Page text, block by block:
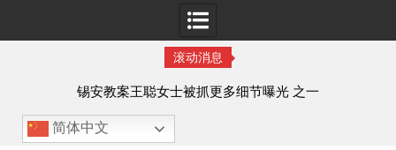
滚动消息
锡安教案王聪女士被抓更多细节曝光 之一
简体中文